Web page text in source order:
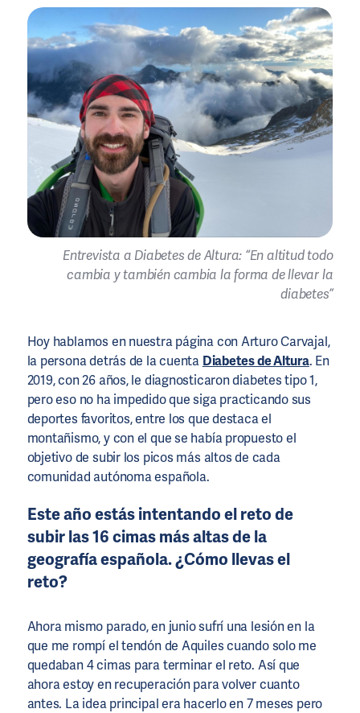
Entrevista a Diabetes de Altura: “En altitud todo
cambia y también cambia la forma de llevar la
diabetes”
Hoy hablamos en nuestra página con Arturo Carvajal,
la persona detrás de la cuenta Diabetes de Altura. En
2019, con 26 años, le diagnosticaron diabetes tipo 1,
pero eso no ha impedido que siga practicando sus
deportes favoritos, entre los que destaca el
montañismo, y con el que se había propuesto el
objetivo de subir los picos más altos de cada
comunidad autónoma española.
Este año estás intentando el reto de
subir las 16 cimas más altas de la
geografía española. ¿Cómo llevas el
reto?
Ahora mismo parado, en junio sufrí una lesión en la
que me rompí el tendón de Aquiles cuando solo me
quedaban 4 cimas para terminar el reto. Así que
ahora estoy en recuperación para volver cuanto
antes. La idea principal era hacerlo en 7 meses pero